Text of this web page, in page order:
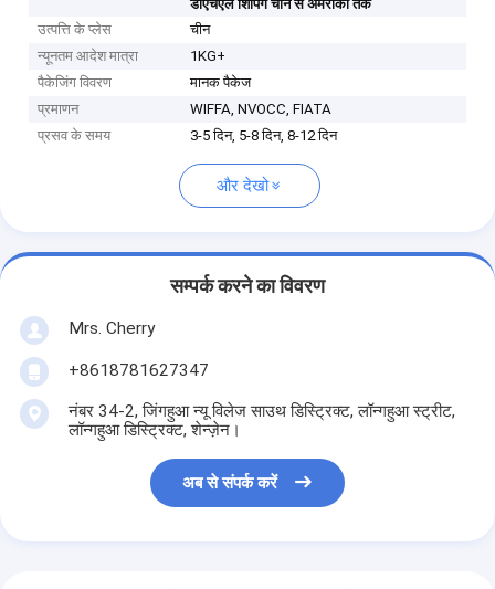
डीएचएल शिपिंग चीन से अमरीका तक
उत्पत्ति के प्लेस
चीन
न्यूनतम आदेश मात्रा
1KG+
पैकेजिंग विवरण
मानक पैकेज
प्रमाणन
WIFFA, NVOCC, FIATA
प्रसव के समय
3-5 दिन, 5-8 दिन, 8-12 दिन
और देखो
सम्पर्क करने का विवरण
Mrs. Cherry
+8618781627347
नंबर 34-2, जिंगहुआ न्यू विलेज साउथ डिस्ट्रिक्ट, लॉन्गहुआ स्ट्रीट,
लॉन्गहुआ डिस्ट्रिक्ट, शेन्ज़ेन।
अब से संपर्क करें